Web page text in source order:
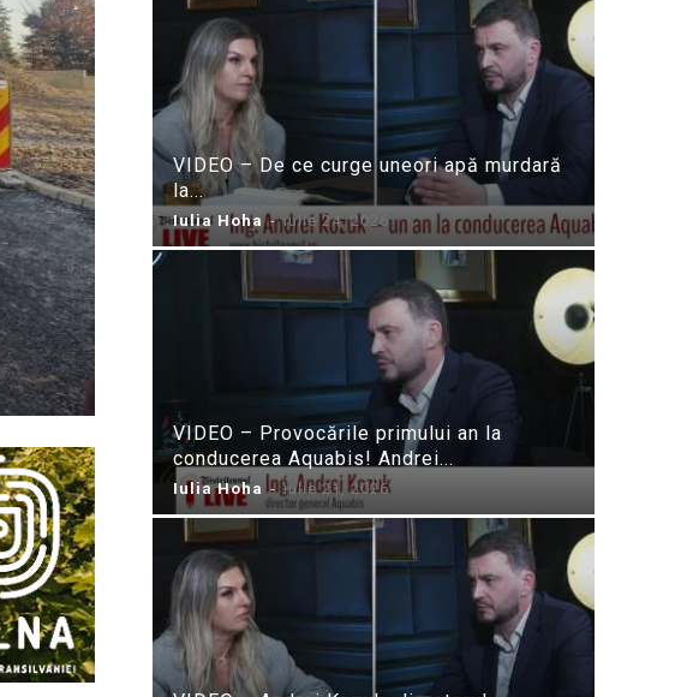
VIDEO – De ce curge uneori apă murdară
la...
Iulia Hoha - iulie 24, 2026
VIDEO – Provocările primului an la
conducerea Aquabis! Andrei...
Iulia Hoha - iulie 21, 2026